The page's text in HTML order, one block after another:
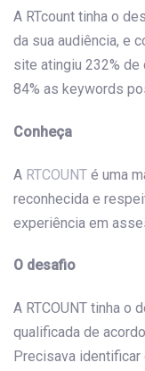
A RTcount tinha o
da sua audiência, e
site atingiu 232% de
84% as keywords
Conheça
A RTCOUNT é uma
reconhecida e
experiência em
O desafio
A RTCOUNT tinha o
qualificada de
Precisava